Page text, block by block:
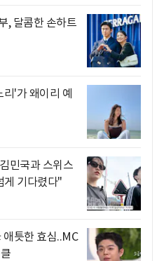
, 달콤한 손하트
'가 왜이리 예
민국과 스위스
게 기다렸다"
틋한 효심..MC